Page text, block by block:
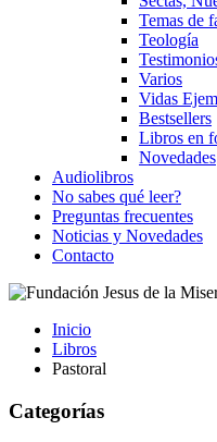
Temas de
Teología
Varios
Vidas
Bestsellers
Libros en
Novedades
Audiolibros
No sabes qué leer?
Preguntas frecuentes
Noticias y Novedades
Contacto
Inicio
Libros
Pastoral
Categorías